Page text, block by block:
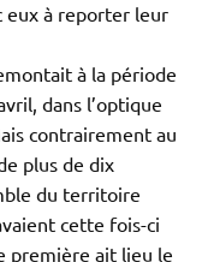
eux à reporter leur
à la période
dans l’optique
contrairement au
plus de dix
du territoire
cette fois-ci
première ait lieu le